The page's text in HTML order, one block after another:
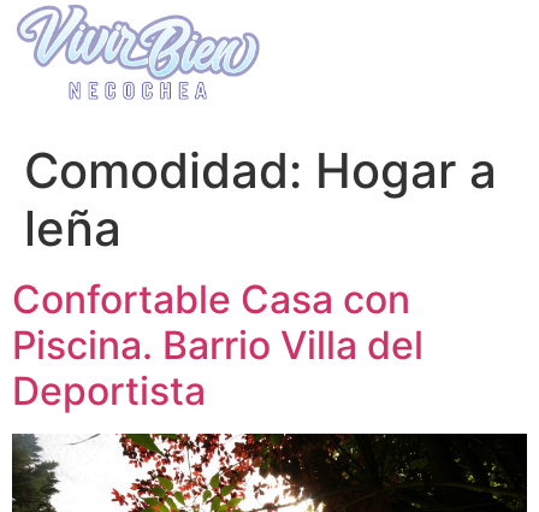
Comodidad: Hogar a
leña
Confortable Casa con
Piscina. Barrio Villa del
Deportista